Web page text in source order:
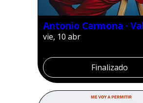
Antonio Carmona ·
vie, 10 abr
Finalizado